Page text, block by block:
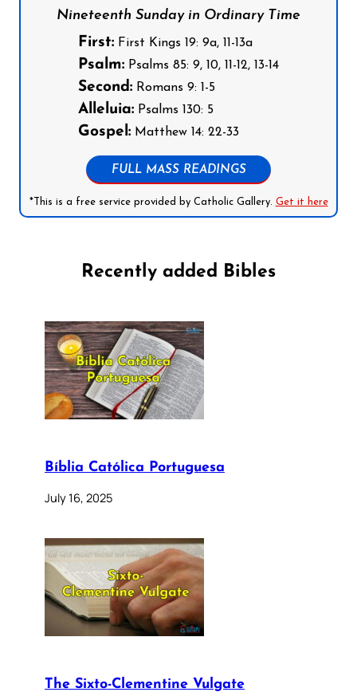
Nineteenth Sunday in Ordinary Time
First: First Kings 19: 9a, 11-13a
Psalm: Psalms 85: 9, 10, 11-12, 13-14
Second: Romans 9: 1-5
Alleluia: Psalms 130: 5
Gospel: Matthew 14: 22-33
FULL MASS READINGS
*This is a free service provided by Catholic Gallery. Get it here
Recently added Bibles
Bíblia Católica Portuguesa
July 16, 2025
The Sixto-Clementine Vulgate